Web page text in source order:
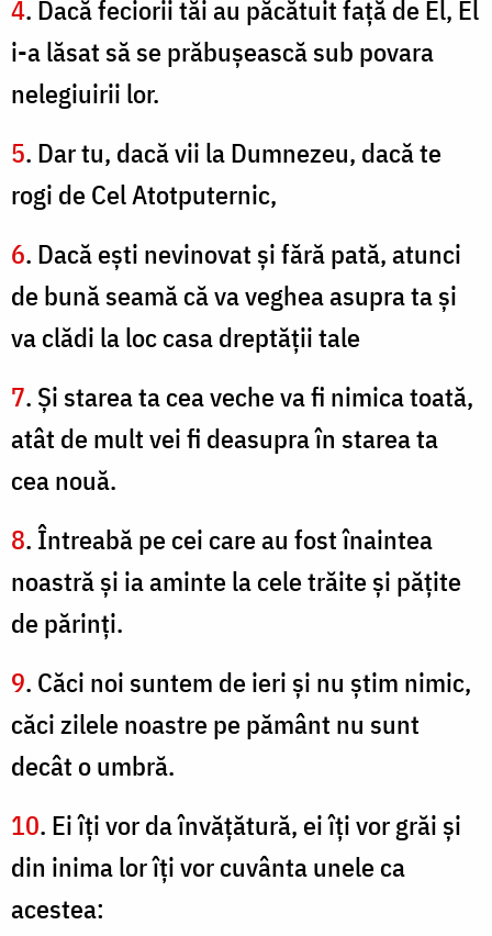
4. Dacă feciorii tăi au păcătuit faţă de El, El
i-a lăsat să se prăbuşească sub povara
nelegiuirii lor.
5. Dar tu, dacă vii la Dumnezeu, dacă te
rogi de Cel Atotputernic,
6. Dacă eşti nevinovat şi fără pată, atunci
de bună seamă că va veghea asupra ta şi
va clădi la loc casa dreptăţii tale
7. Şi starea ta cea veche va fi nimica toată,
atât de mult vei fi deasupra în starea ta
cea nouă.
8. Întreabă pe cei care au fost înaintea
noastră şi ia aminte la cele trăite şi păţite
de părinţi.
9. Căci noi suntem de ieri şi nu ştim nimic,
căci zilele noastre pe pământ nu sunt
decât o umbră.
10. Ei îţi vor da învăţătură, ei îţi vor grăi şi
din inima lor îţi vor cuvânta unele ca
acestea: